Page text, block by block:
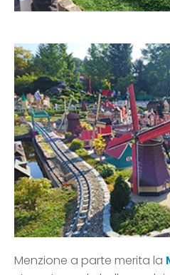
Menzione a parte merita la